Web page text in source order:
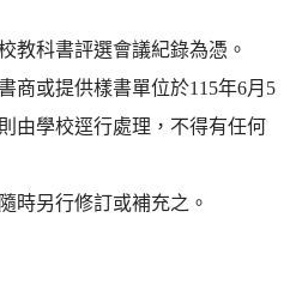
教科書評選會議紀錄為憑。
商或提供樣書單位於115年6月5
由學校逕行處理，不得有任何
時另行修訂或補充之。